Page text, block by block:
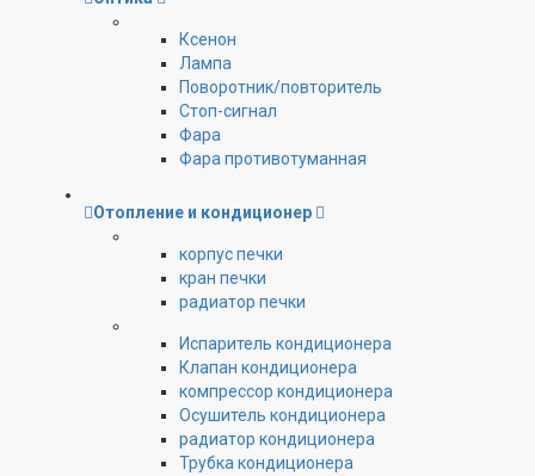
Ксенон
Лампа
Поворотник/повторитель
Стоп-сигнал
Фара
Фара противотуманная
Отопление и кондиционер
корпус печки
кран печки
радиатор печки
Испаритель кондиционера
Клапан кондиционера
компрессор кондиционера
Осушитель кондиционера
радиатор кондиционера
Трубка кондиционера